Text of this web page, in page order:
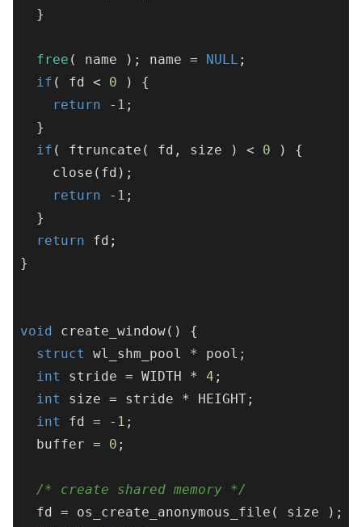
  }
free ( name ); name = NULL ;
if ( fd < 0 ) {
return
-1 ;
  }
if ( ftruncate( fd, size ) < 0 ) {
    close(fd);
return
-1 ;
  }
return fd;
}
void create_window()
{
struct
wl_shm_pool * pool ;
int
stride = WIDTH * 4 ;
int
size = stride * HEIGHT;
int
fd = -1 ;
  buffer =
0 ;
/* create shared memory */
  fd = os_create_anonymous_file( size );